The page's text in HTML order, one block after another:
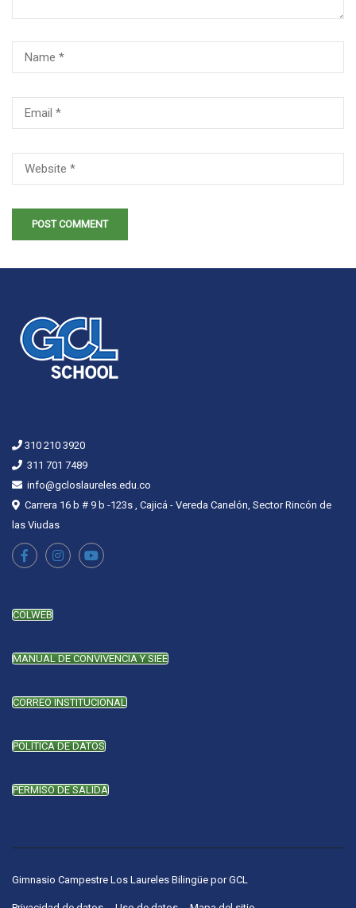
310 210 3920
311 701 7489
info@gcloslaureles.edu.co
Carrera 16 b # 9 b -123s , Cajicá - Vereda Canelón, Sector Rincón de
las Viudas
COLWEB
MANUAL DE CONVIVENCIA Y SIEE
CORREO INSTITUCIONAL
POLÍTICA DE DATOS
PERMISO DE SALIDA
Gimnasio Campestre Los Laureles Bilingüe porGCL